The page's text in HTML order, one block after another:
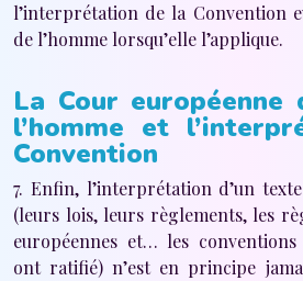
l’interprétation de la Convention
de l’homme lorsqu’elle l’applique.
La Cour
l’homme et
Convention
7. Enfin, l’interprétation d’un
(leurs lois, leurs règlements, les
européennes et… les conventions
ont ratifié) n’est en principe